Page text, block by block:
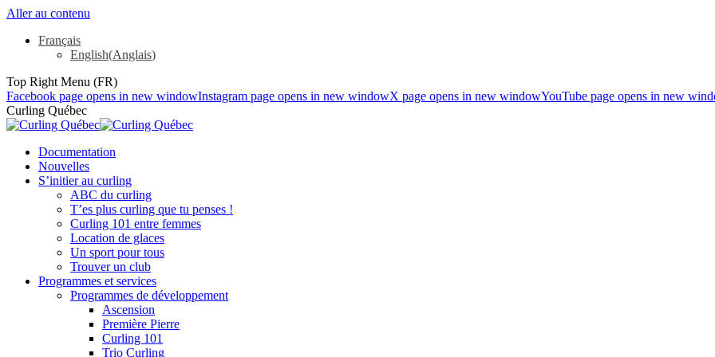
Aller au contenu
Français
English(Anglais)
Top Right Menu (FR)
Facebook page opens in new windowInstagram page opens in new windowX page opens in new windowYouTube page opens in new
Curling Québec
Documentation
Nouvelles
S’initier au curling
ABC du curling
T’es plus curling que tu penses !
Curling 101 entre femmes
Location de glaces
Un sport pour tous
Trouver un club
Programmes et services
Programmes de développement
Ascension
Première Pierre
Curling 101
Trio Curling